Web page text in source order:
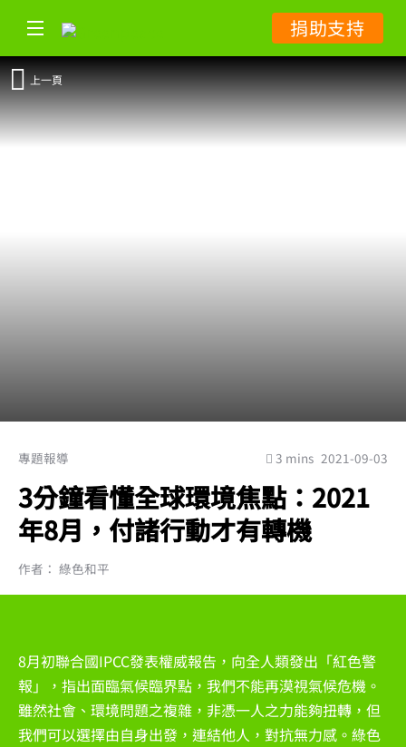
捐助支持
上一頁
專題報導 3 mins 2021-09-03
3分鐘看懂全球環境焦點：2021
年8月，付諸行動才有轉機
作者： 綠色和平
8月初聯合國IPCC發表權威報告，向全人類發出「紅色警
報」，指出面臨氣候臨界點，我們不能再漠視氣候危機。
雖然社會、環境問題之複雜，非憑一人之力能夠扭轉，但
我們可以選擇由自身出發，連結他人，對抗無力感。綠色